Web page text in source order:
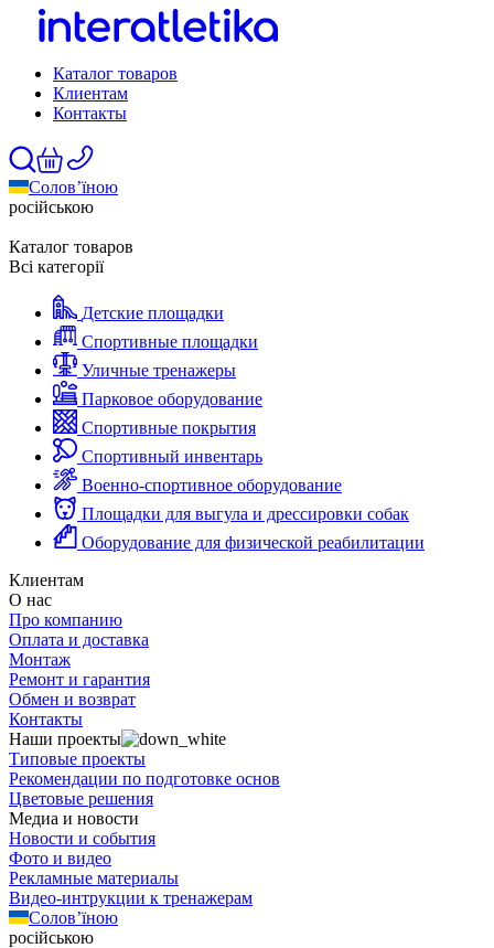
Каталог товаров
Клиентам
Контакты
Солов’їною
російською
Каталог товаров
Всі категорії
Детские площадки
Спортивные площадки
Уличные тренажеры
Парковое оборудование
Спортивные покрытия
Спортивный инвентарь
Военно-спортивное оборудование
Площадки для выгула и дрессировки собак
Оборудование для физической реабилитации
Клиентам
О нас
Про компанию
Оплата и доставка
Монтаж
Ремонт и гарантия
Обмен и возврат
Контакты
Наши проекты
Типовые проекты
Рекомендации по подготовке основ
Цветовые решения
Медиа и новости
Новости и события
Фото и видео
Рекламные материалы
Видео-интрукции к тренажерам
Солов’їною
російською